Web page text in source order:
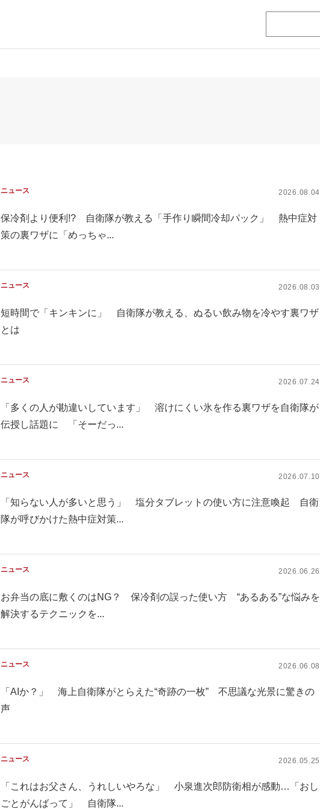
ニュース 2026.08.04
保冷剤より便利!? 自衛隊が教える「手作り瞬間冷却パック」 熱中症対
策の裏ワザに「めっちゃ...
ニュース 2026.08.03
短時間で「キンキンに」 自衛隊が教える、ぬるい飲み物を冷やす裏ワザ
とは
ニュース 2026.07.24
「多くの人が勘違いしています」 溶けにくい氷を作る裏ワザを自衛隊が
伝授し話題に 「そーだっ...
ニュース 2026.07.10
「知らない人が多いと思う」 塩分タブレットの使い方に注意喚起 自衛
隊が呼びかけた熱中症対策...
ニュース 2026.06.26
お弁当の底に敷くのはNG？ 保冷剤の誤った使い方 “あるある”な悩みを
解決するテクニックを...
ニュース 2026.06.08
「AIか？」 海上自衛隊がとらえた“奇跡の一枚” 不思議な光景に驚きの
声
ニュース 2026.05.25
「これはお父さん、うれしいやろな」 小泉進次郎防衛相が感動…「おし
ごとがんばって」 自衛隊...